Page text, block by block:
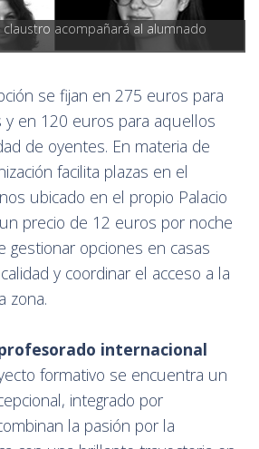
claustro acompañará al alumnado
se fijan en 275 euros para
y en 120 euros para aquellos
de oyentes. En materia de
facilita plazas en el
ubicado en el propio Palacio
precio de 12 euros por noche
gestionar opciones en casas
y coordinar el acceso a la
zona.
internacional
formativo se encuentra un
integrado por
la pasión por la